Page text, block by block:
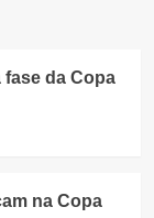
da Copa
na Copa